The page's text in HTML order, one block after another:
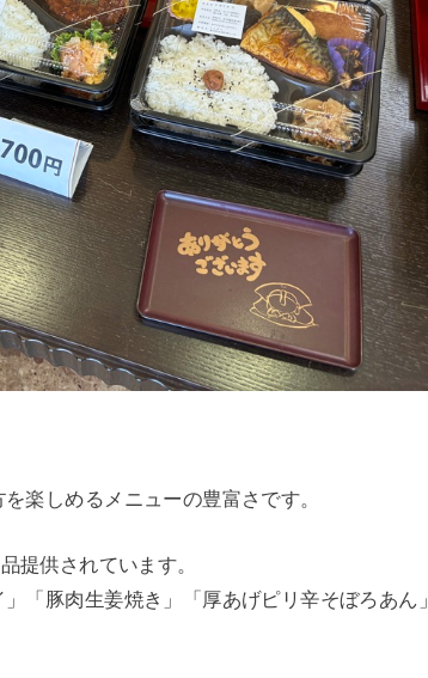
楽しめるメニューの豊富さです。
提供されています。
「豚肉生姜焼き」「厚あげピリ辛そぼろあん」